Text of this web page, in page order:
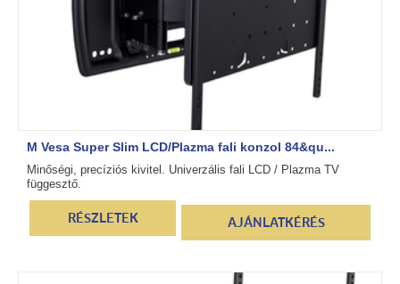
M Vesa Super Slim LCD/Plazma fali konzol 84&qu...
Minőségi, precíziós kivitel. Univerzális fali LCD / Plazma TV
függesztő.
RÉSZLETEK AJÁNLATKÉRÉS